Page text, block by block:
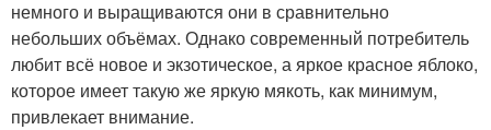
немного и выращиваются они в сравнительно
небольших объёмах. Однако современный потребитель
любит всё новое и экзотическое, а яркое красное яблоко,
которое имеет такую же яркую мякоть, как минимум,
привлекает внимание.